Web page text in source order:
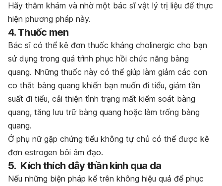
Hãy thăm khám và nhờ một bác sĩ vật lý trị liệu để thực
hiện phương pháp này.
4. Thuốc men
Bác sĩ có thể kê đơn thuốc kháng cholinergic cho bạn
sử dụng trong quá trình phục hồi chức năng bàng
quang. Những thuốc này có thể giúp làm giảm các cơn
co thắt bàng quang khiến bạn muốn đi tiểu, giảm tần
suất đi tiểu, cải thiện tình trạng mất kiểm soát bàng
quang, tăng lưu trữ bàng quang hoặc làm trống bàng
quang.
Ở phụ nữ gặp chứng tiểu không tự chủ có thể được kê
đơn estrogen bôi âm đạo.
5. Kích thích dây thần kinh qua da
Nếu những biện pháp kể trên không hiệu quả để phục